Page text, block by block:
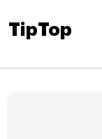
TipTop